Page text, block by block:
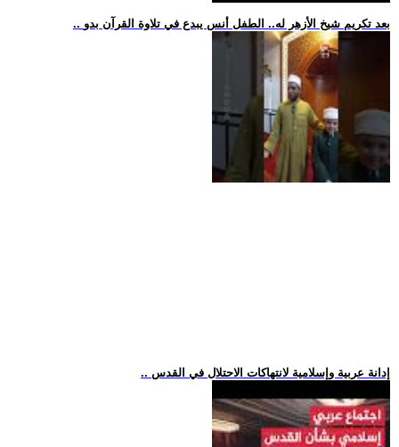
.. بعد تكريم شيخ الأزهر له.. الطفل أنس يبدع في تلاوة القرآن بدو
.. إدانة عربية وإسلامية لانتهاكات الاحتلال في القدس